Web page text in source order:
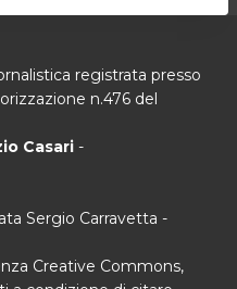
registrata presso
n.476 del
Casari -
Sergio Carravetta -
Creative Commons,